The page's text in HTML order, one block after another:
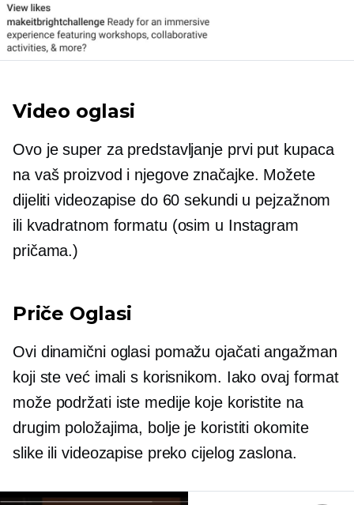
Video oglasi
Ovo je super za predstavljanje prvi put kupaca
na vaš proizvod i njegove značajke. Možete
dijeliti videozapise do 60 sekundi u pejzažnom
ili kvadratnom formatu (osim u Instagram
pričama.)
Priče Oglasi
Ovi dinamični oglasi pomažu ojačati angažman
koji ste već imali s korisnikom. Iako ovaj format
može podržati iste medije koje koristite na
drugim položajima, bolje je koristiti okomite
slike ili videozapise preko cijelog zaslona.